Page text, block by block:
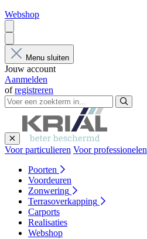
Webshop
Menu sluiten
Jouw account
Aanmelden
ofregistreren
Voor particulieren Voor professionelen
Poorten
Voordeuren
Zonwering
Terrasoverkapping
Carports
Realisaties
Webshop